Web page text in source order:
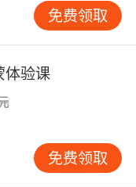
是黑警 不论种族
like the kind of
her social
of
会责任的人 不管
免费领取
体验课
免费领取